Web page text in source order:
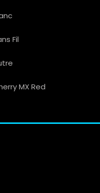
Fil
MX Red